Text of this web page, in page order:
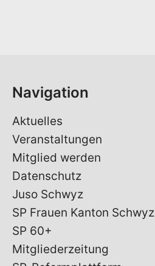
Navigation
Aktuelles
Veranstaltungen
Mitglied werden
Datenschutz
Juso Schwyz
SP Frauen Kanton Schwyz
SP 60+
Mitgliederzeitung